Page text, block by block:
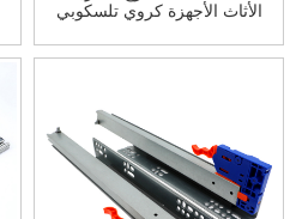
الأثاث الأجهزة كروي تلسكوبي
تمديد قناة درج الشرائح